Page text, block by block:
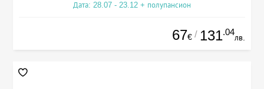
Дата: 28.07 - 23.12 + полупансион
67€ / 131.04
лв.